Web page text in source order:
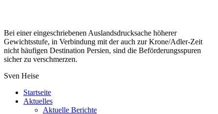
Bei einer eingeschriebenen Auslandsdrucksache höherer
Gewichtsstufe, in Verbindung mit der auch zur Krone/Adler-Zeit
nicht häufigen Destination Persien, sind die Beförderungsspuren
sicher zu verschmerzen.
Sven Heise
Startseite
Aktuelles
Aktuelle Berichte